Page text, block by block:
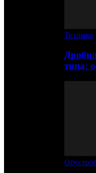
Техника
типа: